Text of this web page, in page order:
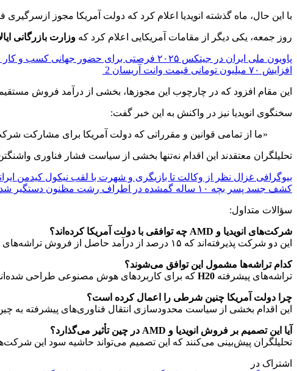
با این حال، ماه گذشته انویدیا اعلام کرد که دولت آمریکا مجوز
روز جمعه، یکی دیگر از مقامات آمریکایی اعلام کرد که وزارت بازرگانی
پاویون ملی ایران در جیتکس ۲۰۲۵ فرصتی برای حضور جهانی کسب‌ و کار فناوری
افزایش ۷۰ میلیون تومانی قیمت وانت آریسان 2
این مقام افزود که در چارچوب این مجوزها، بخشی از درآمد فروش
سخنگوی انویدیا نیز در واکنش به این خبر گفت:
«ما از تمامی قوانین و مقرراتی که دولت آمریکا برای مشارکت
تحلیلگران معتقدند این اقدام نه‌تنها بخشی از سیاست فشار فناوری
بیوگرافی غزال نظر از وکالت تا بازیگری و شهرت با لقب نیکول کیدمن
کشف جسد پسر بچه ۱۰ ساله گمشده در اطراف رشت مظنون دستگیر شد
سؤالات متداول:
شرکت‌های انویدیا و AMD چه توافقی با دولت آمریکا کرده‌اند؟
این دو شرکت پذیرفته‌اند که ۱۵ درصد از درآمد حاصل از فروش تراشه‌های هوش مصنوعی خود در چین را به دولت آمریکا پرداخت کنند.
کدام تراشه‌ها مشمول این توافق می‌شوند؟
تراشه‌های پیشرفته H20 که برای کاربردهای هوش مصنوعی طراحی
چرا دولت آمریکا چنین شرطی را اعمال کرده است؟
این اقدام بخشی از سیاست محدودسازی انتقال فناوری‌های پیشرفته
آیا این تصمیم بر فروش انویدیا و AMD در چین تأثیر می‌گذارد؟
تحلیلگران پیش‌بینی می‌کنند که این تصمیم می‌تواند حاشیه سود این
اشتراک در